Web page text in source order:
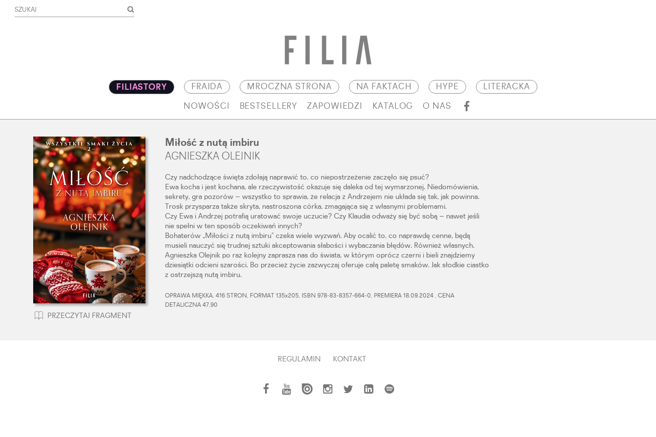
FILIASTORY FRAJDA MROCZNA STRONA NA FAKTACH HYPE LITERACKA
NOWOŚCI BESTSELLERY ZAPOWIEDZI KATALOG O NAS
PRZECZYTAJ FRAGMENT
Miłość z nutą imbiru
AGNIESZKA OLEJNIK
Czy nadchodzące święta zdołają naprawić to, co niepostrzeżenie zaczęło się psuć?
Ewa kocha i jest kochana, ale rzeczywistość okazuje się daleka od tej wymarzonej. Niedomówienia,
sekrety, gra pozorów – wszystko to sprawia, że relacja z Andrzejem nie układa się tak, jak powinna.
Trosk przysparza także skryta, nastroszona córka, zmagająca się z własnymi problemami.
Czy Ewa i Andrzej potrafią uratować swoje uczucie? Czy Klaudia odważy się być sobą – nawet jeśli
nie spełni w ten sposób oczekiwań innych?
Bohaterów „Miłości z nutą imbiru” czeka wiele wyzwań. Aby ocalić to, co naprawdę cenne, będą
musieli nauczyć się trudnej sztuki akceptowania słabości i wybaczania błędów. Również własnych.
Agnieszka Olejnik po raz kolejny zaprasza nas do świata, w którym oprócz czerni i bieli znajdziemy
dziesiątki odcieni szarości. Bo przecież życie zazwyczaj oferuje całą paletę smaków. Jak słodkie ciastko
z ostrzejszą nutą imbiru.
OPRAWA MIĘKKA, 416 STRON, FORMAT 135x205, ISBN 978-83-8357-664-0, PREMIERA 18.09.2024 , CENA
DETALICZNA 47,90
REGULAMIN KONTAKT